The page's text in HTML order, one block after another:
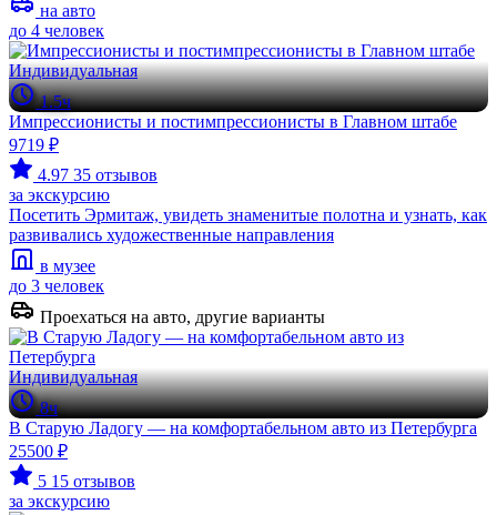
на авто
до 4 человек
Индивидуальная
1.5ч
Импрессионисты и постимпрессионисты в Главном штабе
9719 ₽
4.97 35 отзывов
за экскурсию
Посетить Эрмитаж, увидеть знаменитые полотна и узнать, как
развивались художественные направления
в музее
до 3 человек
Проехаться на авто, другие варианты
Индивидуальная
8ч
В Старую Ладогу — на комфортабельном авто из Петербурга
25500 ₽
5 15 отзывов
за экскурсию